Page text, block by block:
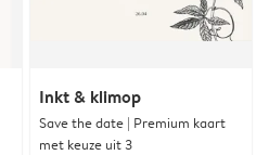
Inkt & klimop
Save the date | Premium kaart
met keuze uit 3